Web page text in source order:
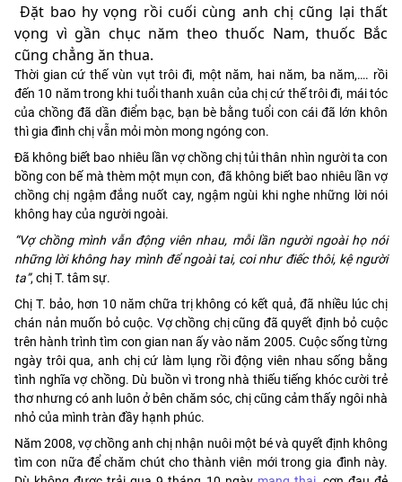
Đặt bao hy vọng rồi cuối cùng anh chị cũng lại thất
vọng vì gần chục năm theo thuốc Nam, thuốc Bắc
cũng chẳng ăn thua.
Thời gian cứ thế vùn vụt trôi đi, một năm, hai năm, ba năm,…. rồi
đến 10 năm trong khi tuổi thanh xuân của chị cứ thế trôi đi, mái tóc
của chồng đã dần điểm bạc, bạn bè bằng tuổi con cái đã lớn khôn
thì gia đình chị vẫn mỏi mòn mong ngóng con.
Đã không biết bao nhiêu lần vợ chồng chị tủi thân nhìn người ta con
bồng con bế mà thèm một mụn con, đã không biết bao nhiêu lần vợ
chồng chị ngậm đắng nuốt cay, ngậm ngùi khi nghe những lời nói
không hay của người ngoài.
“Vợ chồng mình vẫn động viên nhau, mỗi lần người ngoài họ nói
những lời không hay mình để ngoài tai, coi như điếc thôi, kệ người
ta”, chị T. tâm sự.
Chị T. bảo, hơn 10 năm chữa trị không có kết quả, đã nhiều lúc chị
chán nản muốn bỏ cuộc. Vợ chồng chị cũng đã quyết định bỏ cuộc
trên hành trình tìm con gian nan ấy vào năm 2005. Cuộc sống từng
ngày trôi qua, anh chị cứ làm lụng rồi động viên nhau sống bằng
tình nghĩa vợ chồng. Dù buồn vì trong nhà thiếu tiếng khóc cười trẻ
thơ nhưng có anh luôn ở bên chăm sóc, chị cũng cảm thấy ngôi nhà
nhỏ của mình tràn đầy hạnh phúc.
Năm 2008, vợ chồng anh chị nhận nuôi một bé và quyết định không
tìm con nữa để chăm chút cho thành viên mới trong gia đình này.